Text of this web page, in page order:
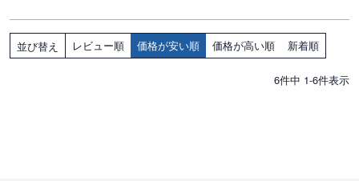
並び替え レビュー順 価格が安い順 価格が高い順 新着順
6件中 1-6件表示